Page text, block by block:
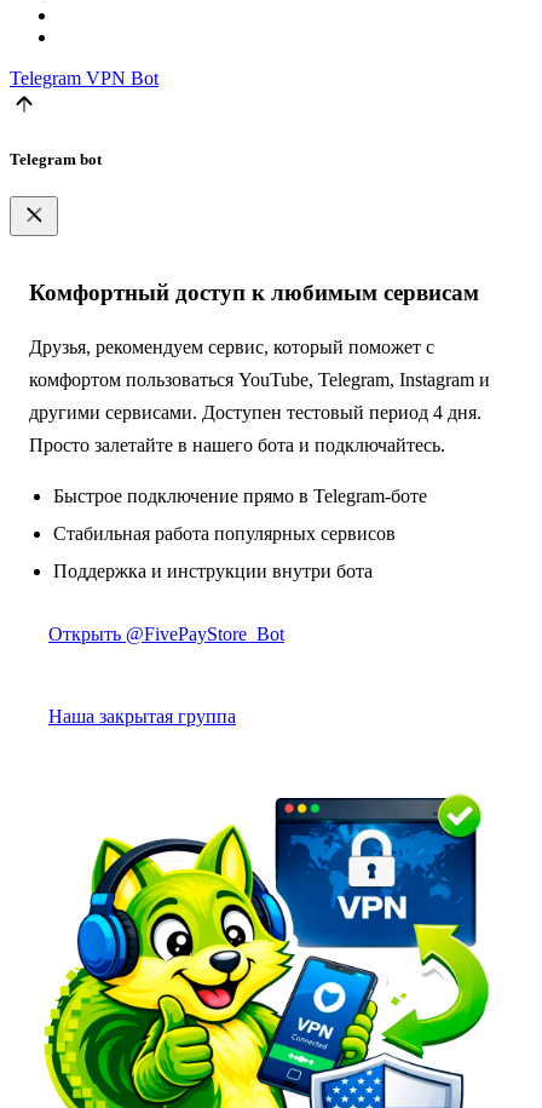
Telegram VPN Bot
Telegram bot
Комфортный доступ к любимым сервисам
Друзья, рекомендуем сервис, который поможет с
комфортом пользоваться YouTube, Telegram, Instagram и
другими сервисами. Доступен тестовый период 4 дня.
Просто залетайте в нашего бота и подключайтесь.
Быстрое подключение прямо в Telegram-боте
Стабильная работа популярных сервисов
Поддержка и инструкции внутри бота
Открыть @FivePayStore_Bot
Наша закрытая группа